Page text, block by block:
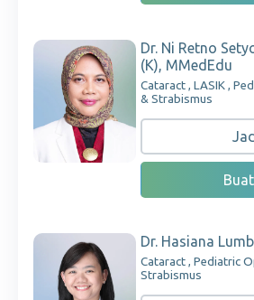
Dr. Ni Retno
(K), MMedEdu
Cataract , LASIK ,
& Strabismus
Dr. Hasiana
Cataract , Pediatric
Strabismus